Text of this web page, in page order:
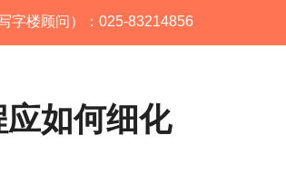
字楼顾问）：025-83214856
如何细化